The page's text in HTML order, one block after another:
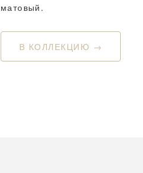
матовый.
В КОЛЛЕКЦИЮ →